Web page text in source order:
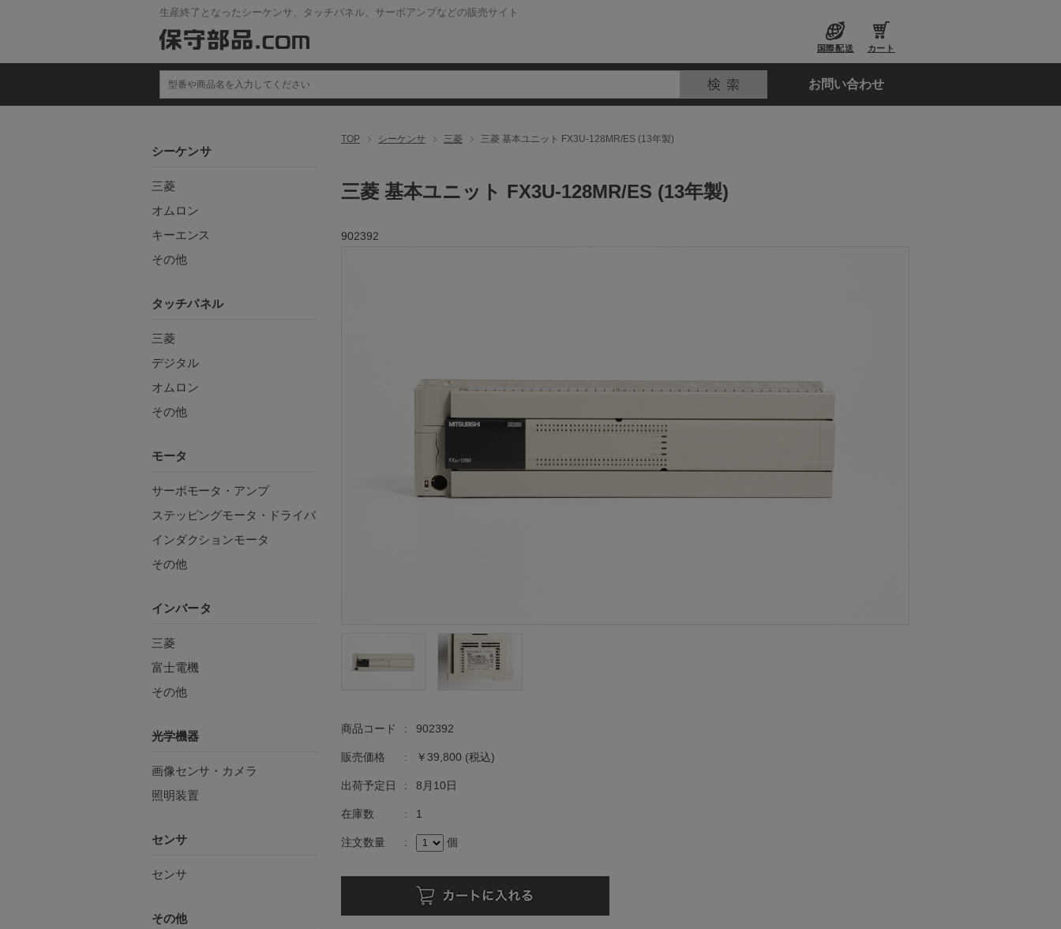
生産終了となったシーケンサ、タッチパネル、サーボアンプなどの販売サイト
国際配送 カート
お問い合わせ
TOP シーケンサ 三菱 三菱 基本ユニット FX3U-128MR/ES (13年製)
三菱 基本ユニット FX3U-128MR/ES (13年製)
902392
商品コード : 902392
販売価格 : ￥39,800 (税込)
出荷予定日 : 8月10日
在庫数 : 1
注文数量 : 個
シーケンサ
三菱
オムロン
キーエンス
その他
タッチパネル
三菱
デジタル
オムロン
その他
モータ
サーボモータ・アンプ
ステッピングモータ・ドライバ
インダクションモータ
その他
インバータ
三菱
富士電機
その他
光学機器
画像センサ・カメラ
照明装置
センサ
センサ
その他